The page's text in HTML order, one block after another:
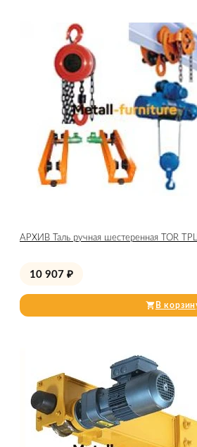
АРХИВ Таль ручная шестеренная TOR
10 907 ₽
В